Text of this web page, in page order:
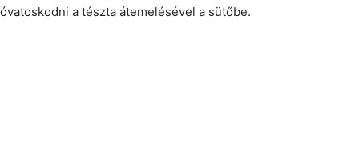
óvatoskodni a tészta átemelésével a sütőbe.